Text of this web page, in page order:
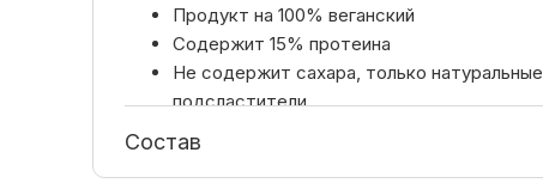
Продукт на 100% веганский
Содержит 15% протеина
Не содержит сахара, только натуральные
подсластители
Доступны боксы
Состав